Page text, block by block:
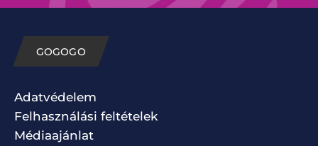
GOGOGO
Adatvédelem
Felhasználási feltételek
Médiaajánlat